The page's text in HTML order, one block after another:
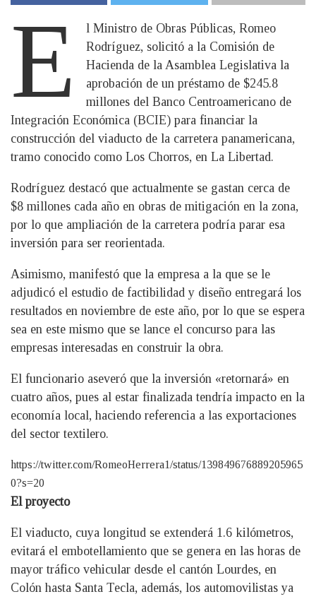
E
l Ministro de Obras Públicas, Romeo
Rodríguez, solicitó a la Comisión de
Hacienda de la Asamblea Legislativa la
aprobación de un préstamo de $245.8
millones del Banco Centroamericano de
Integración Económica (BCIE) para financiar la
construcción del viaducto de la carretera panamericana,
tramo conocido como Los Chorros, en La Libertad.
Rodríguez destacó que actualmente se gastan cerca de
$8 millones cada año en obras de mitigación en la zona,
por lo que ampliación de la carretera podría parar esa
inversión para ser reorientada.
Asimismo, manifestó que la empresa a la que se le
adjudicó el estudio de factibilidad y diseño entregará los
resultados en noviembre de este año, por lo que se espera
sea en este mismo que se lance el concurso para las
empresas interesadas en construir la obra.
El funcionario aseveró que la inversión «retornará» en
cuatro años, pues al estar finalizada tendría impacto en la
economía local, haciendo referencia a las exportaciones
del sector textilero.
https://twitter.com/RomeoHerrera1/status/139849676889205965
0?s=20
El proyecto
El viaducto, cuya longitud se extenderá 1.6 kilómetros,
evitará el embotellamiento que se genera en las horas de
mayor tráfico vehicular desde el cantón Lourdes, en
Colón hasta Santa Tecla, además, los automovilistas ya